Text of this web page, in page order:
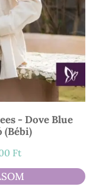
- Dove Blue
(bébi)
FtÁrtartomány:
4
490 Ft